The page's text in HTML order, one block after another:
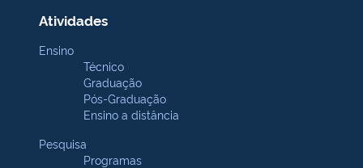
Atividades
Ensino
Técnico
Graduação
Pós-Graduação
Ensino a distância
Pesquisa
Programas